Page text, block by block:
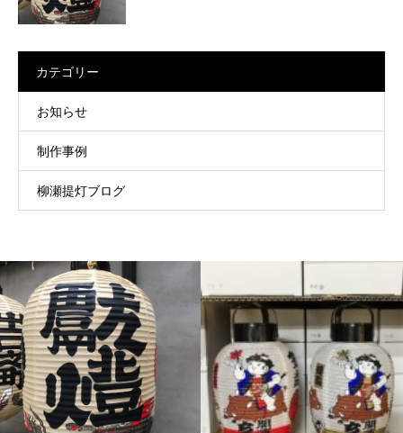
カテゴリー
お知らせ
制作事例
柳瀬提灯ブログ